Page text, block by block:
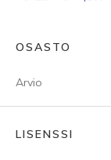
OSASTO
Arvio
LISENSSI